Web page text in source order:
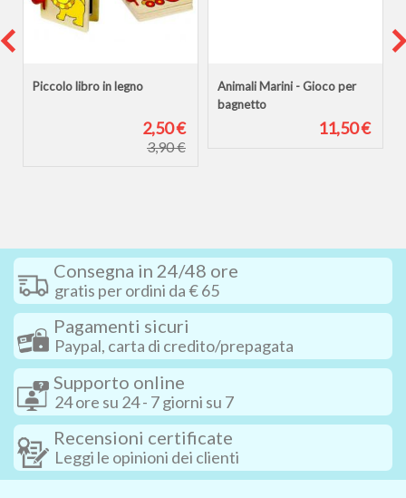
Piccolo libro in legno
2,50 €
3,90 €
Animali Marini - Gioco per
bagnetto
11,50 €
Consegna in 24/48 ore
gratis per ordini da € 65
Pagamenti sicuri
Paypal, carta di credito/prepagata
Supporto online
24 ore su 24 - 7 giorni su 7
Recensioni certificate
Leggi le opinioni dei clienti